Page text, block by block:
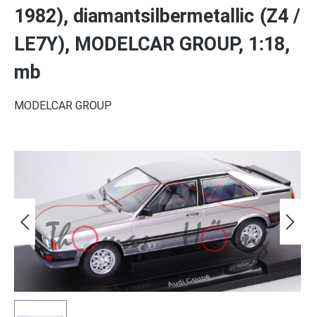
1982), diamantsilbermetallic (Z4 /
LE7Y), MODELCAR GROUP, 1:18,
mb
MODELCAR GROUP
Bildergalerie überspringen